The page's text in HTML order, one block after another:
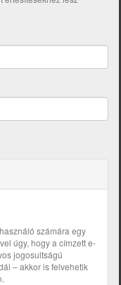
számára egy
úgy, hogy a címzett e-
jogosultságú
– akkor is felvehetik